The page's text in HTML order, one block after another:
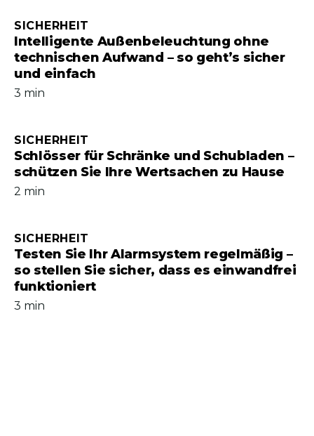
Intelligente Außenbeleuchtung ohne
technischen Aufwand – so geht’s sicher
und einfach
SICHERHEIT
3 min
Schlösser für Schränke und Schubladen –
schützen Sie Ihre Wertsachen zu Hause
SICHERHEIT
2 min
Testen Sie Ihr Alarmsystem regelmäßig –
so stellen Sie sicher, dass es einwandfrei
funktioniert
SICHERHEIT
3 min